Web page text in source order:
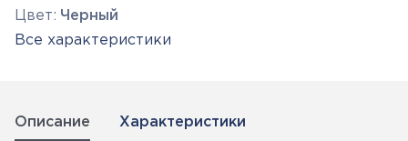
Цвет: Черный
Все характеристики
Описание Характеристики